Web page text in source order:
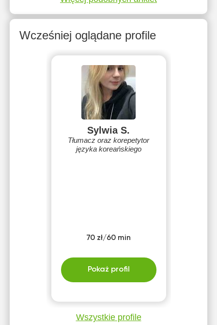
Wcześniej oglądane profile
Sylwia S.
Tłumacz oraz korepetytor
języka koreańskiego
70 zł/60 min
Pokaż profil
Wszystkie profile